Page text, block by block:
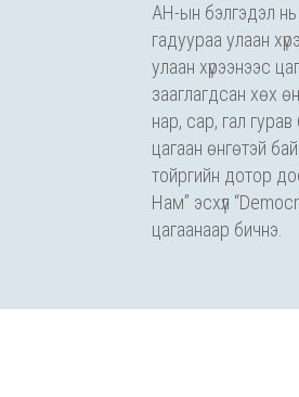
АН-ын бэлгэдэл нь
гадуураа улаан
улаан хүрээнээс
зааглагдсан хөх
нар, сар, гал
цагаан өнгөтэй
тойргийн дотор
Нам” эсхүл
цагаанаар бичнэ.